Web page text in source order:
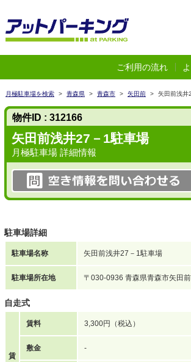
ご利用の流れ
月極駐車場を検索 > 青森県 > 青森市 > 矢田前 > 矢田前浅井
物件ID : 312166
矢田前浅井27－1駐車場
月極駐車場 詳細情報
駐車場詳細
駐車場名称 矢田前浅井27－1駐車場
駐車場所在地 〒030-0936 青森県青森市矢田
自走式
賃
賃料 3,300円（税込）
敷金 -